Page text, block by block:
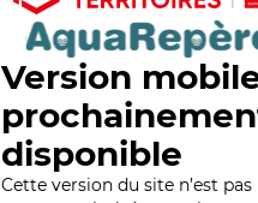
Version
disponible
Cette version du site n’est pas